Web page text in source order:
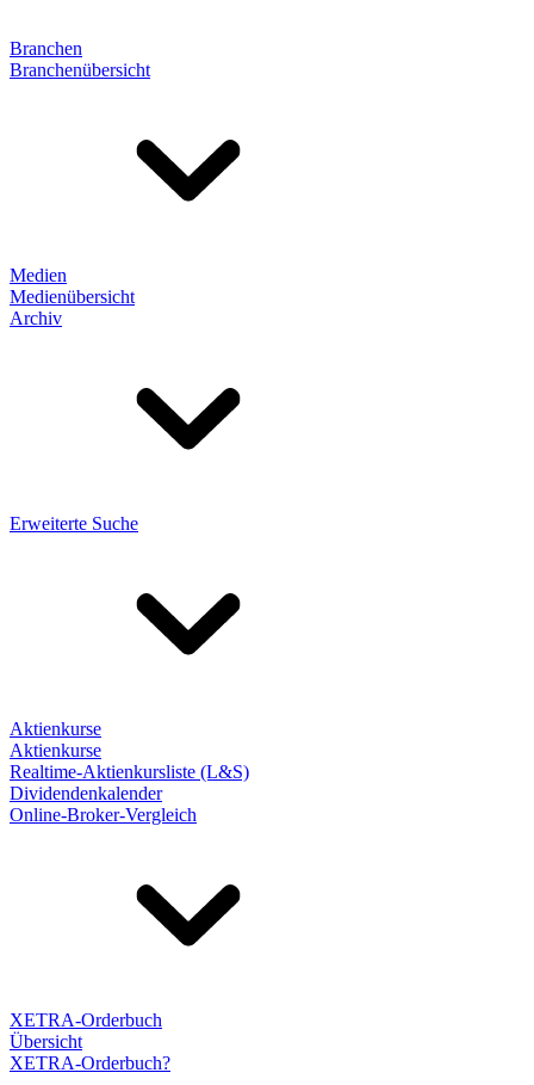
Branchen
Branchenübersicht
Medien
Medienübersicht
Archiv
Erweiterte Suche
Aktienkurse
Aktienkurse
Realtime-Aktienkursliste (L&S)
Dividendenkalender
Online-Broker-Vergleich
XETRA-Orderbuch
Übersicht
XETRA-Orderbuch?